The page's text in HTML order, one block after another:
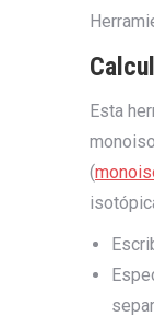
Esta
(